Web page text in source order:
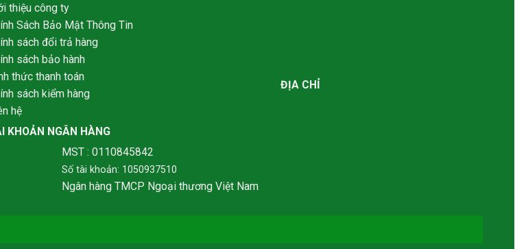
thiệu công ty
Sách Bảo Mật Thông Tin
sách đổi trả hàng
sách bảo hành
thức thanh toán
sách kiểm hàng
hệ
KHOẢN NGÂN HÀNG
MST : 0110845842
Số tài khoản: 1050937510
Ngân hàng TMCP Ngoại thương Việt Nam
ĐỊA CHỈ